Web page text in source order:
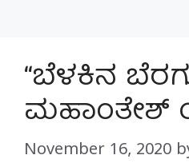
“ಬೆಳಕಿನ
ಮಹಾಂತೇಶ್
November 16, 2020